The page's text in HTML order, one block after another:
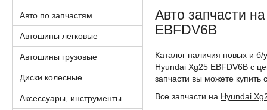
Авто запчасти
EBFDV6B
Каталог наличия новых и б/
Hyundai Xg25 EBFDV6B с
запчасти вы можете купить
Все запчасти на Hyundai
Авто по запчастям
Автошины легковые
Автошины грузовые
Диски колесные
Аксессуары, инструменты